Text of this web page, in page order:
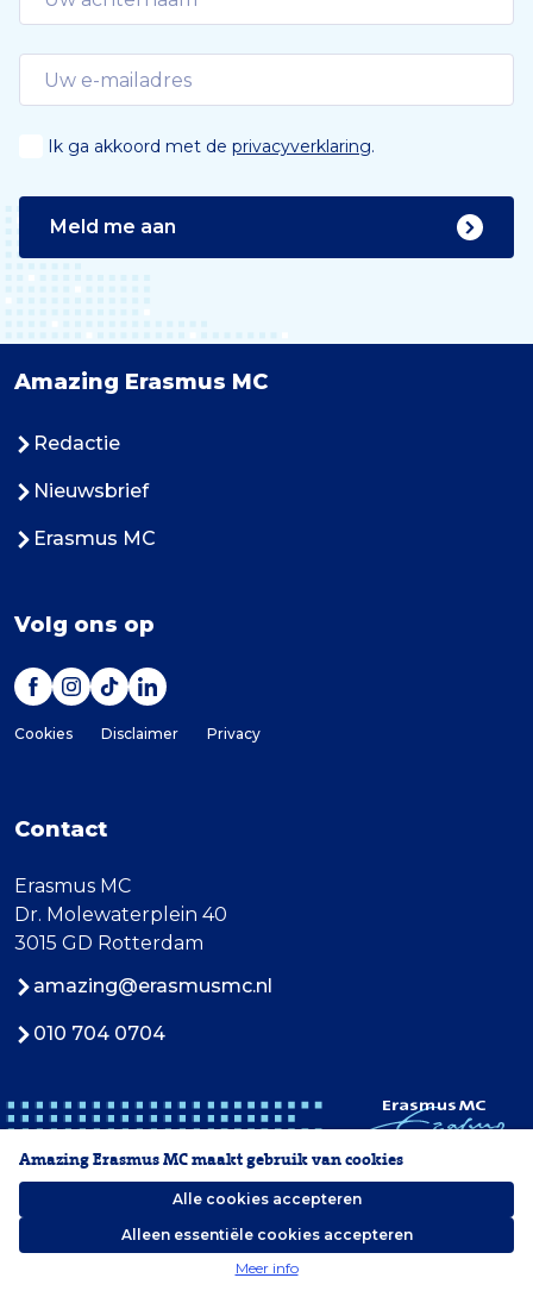
Ik ga akkoord met de privacyverklaring.
Meld me aan
Amazing Erasmus MC
Redactie
Nieuwsbrief
Erasmus MC
Volg ons op
Cookies Disclaimer Privacy
Contact
Erasmus MC
Dr. Molewaterplein 40
3015 GD Rotterdam
amazing@erasmusmc.nl
010 704 0704
2026 Erasmus MC
Amazing Erasmus MC maakt gebruik van cookies
Alle cookies accepteren
Alleen essentiële cookies accepteren
Meer info